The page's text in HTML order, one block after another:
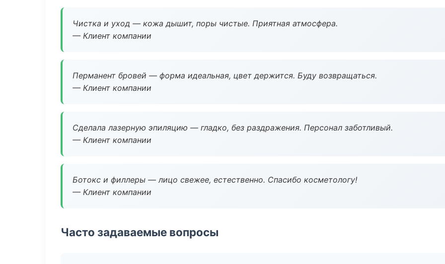
Чистка и уход — кожа дышит, поры чистые. Приятная атмосфера.
— Клиент компании
Перманент бровей — форма идеальная, цвет держится. Буду возвращаться.
— Клиент компании
Сделала лазерную эпиляцию — гладко, без раздражения. Персонал заботливый.
— Клиент компании
Ботокс и филлеры — лицо свежее, естественно. Спасибо косметологу!
— Клиент компании
Часто задаваемые вопросы